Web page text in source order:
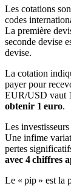
Les cotations
codes
La première
seconde devise
devise.
La cotation
payer pour
EUR/USD vaut
obtenir 1 euro.
Les
Une infime
pertes
avec 4 chiffres
Le « pip » est la